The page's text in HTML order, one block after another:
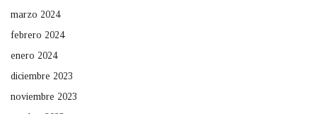
marzo 2024
febrero 2024
enero 2024
diciembre 2023
noviembre 2023